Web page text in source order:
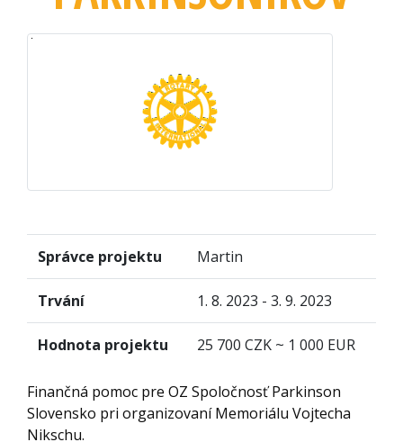
Správce projektu Martin
Trvání 1. 8. 2023 - 3. 9. 2023
Hodnota projektu 25 700 CZK ~ 1 000 EUR
Finančná pomoc pre OZ Spoločnosť Parkinson
Slovensko pri organizovaní Memoriálu Vojtecha
Nikschu.